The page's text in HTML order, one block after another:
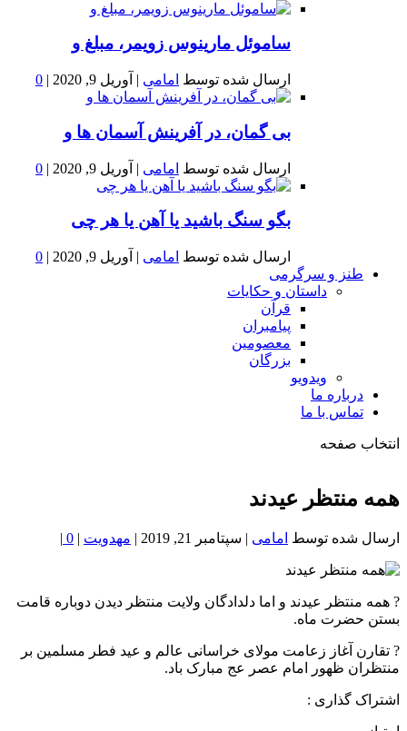
ساموئل مارینوس زویمر، مبلغ و
ارسال شده توسط امامی | آوریل 9, 2020 |
0
بى گمان، در آفرينش آسمان ها و
ارسال شده توسط امامی | آوریل 9, 2020 |
0
بگو سنگ باشید یا آهن یا هر چی
ارسال شده توسط امامی | آوریل 9, 2020 |
0
طنز و سرگرمی
داستان و حکایات
قرآن
پیامبران
معصومین
بزرگان
ویدویو
درباره ما
تماس با ما
انتخاب صفحه
خون
شمال
همه منتظر عیدند
ارسال شده توسط امامی | سپتامبر 21, 2019 | مهدویت |
0
|
? همه منتظر عیدند و اما دلدادگان ولایت منتظر دیدن دوباره قامت
بستن حضرت ماه.
? تقارن آغاز زعامت مولای خراسانی عالم و عید فطر مسلمین بر
منتظران ظهور امام عصر عج مبارک باد.
اشتراک گذاری :